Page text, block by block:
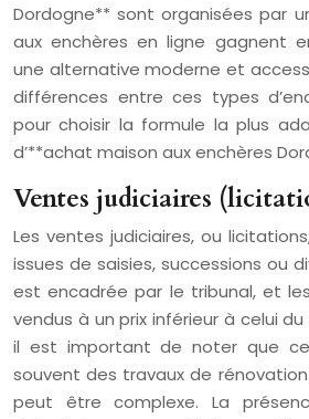
Dordogne** sont organisées par
aux enchères en ligne gagnent
une alternative moderne et
différences entre ces types
pour choisir la formule la plus
d’**achat maison aux enchères
Ventes judiciaires
Les ventes judiciaires, ou
issues de saisies, successions ou
est encadrée par le tribunal, et
vendus à un prix inférieur à celui
il est important de noter que
souvent des travaux de
peut être complexe. La